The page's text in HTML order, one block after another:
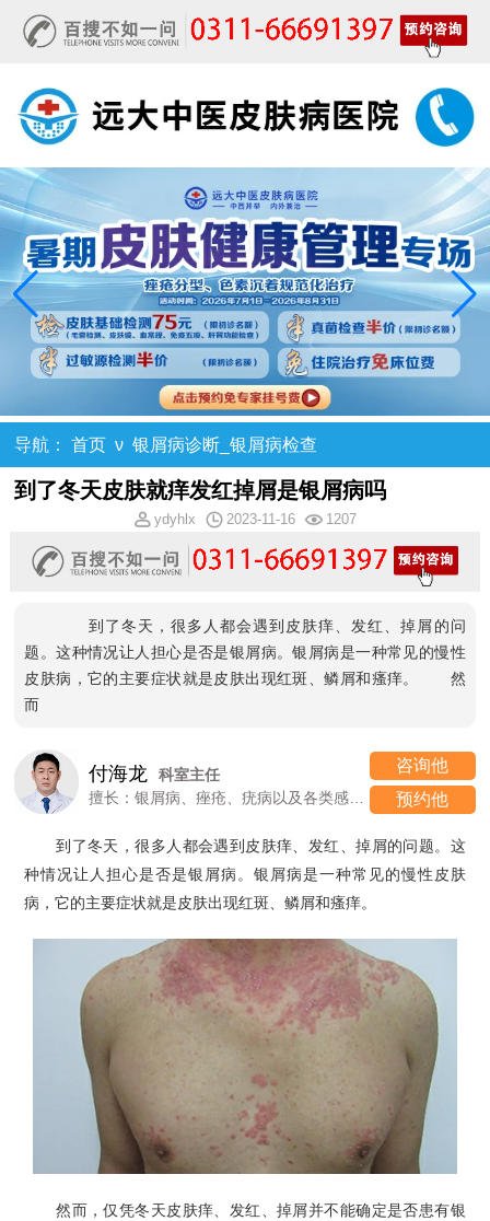
导航： 首页 ν银屑病诊断_银屑病检查
到了冬天皮肤就痒发红掉屑是银屑病吗
ydyhlx 2023-11-16 1207
到了冬天，很多人都会遇到皮肤痒、发红、掉屑的问
题。这种情况让人担心是否是银屑病。银屑病是一种常见的慢性
皮肤病，它的主要症状就是皮肤出现红斑、鳞屑和瘙痒。 然
而
付海龙
科室主任
擅长：银屑病、痤疮、疣病以及各类感染性、过敏性皮肤病
咨询他
预约他
到了冬天，很多人都会遇到皮肤痒、发红、掉屑的问题。这
种情况让人担心是否是银屑病。银屑病是一种常见的慢性皮肤
病，它的主要症状就是皮肤出现红斑、鳞屑和瘙痒。
然而，仅凭冬天皮肤痒、发红、掉屑并不能确定是否患有银